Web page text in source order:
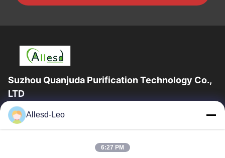
Suzhou Quanjuda Purification Technology Co.,
LTD
ประสบการณ์ 16 ปี ในฐานะผู้ผลิตและผู้ส่งออกผลิตภัณฑ์ ESD &
Cleanroom ชั้นนำ เราขอเสนออุปกรณ์และวัสดุสิ้นเปลือง ESD &
Allesd-Leo
6:27 PM